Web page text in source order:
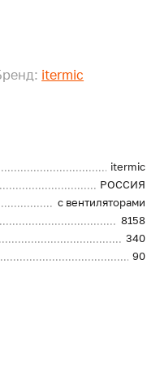
itermic
itermic
РОССИЯ
с вентиляторами
8158
340
90